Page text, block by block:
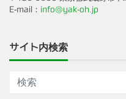
E-mail： info@yak-oh.jp
サイト内検索